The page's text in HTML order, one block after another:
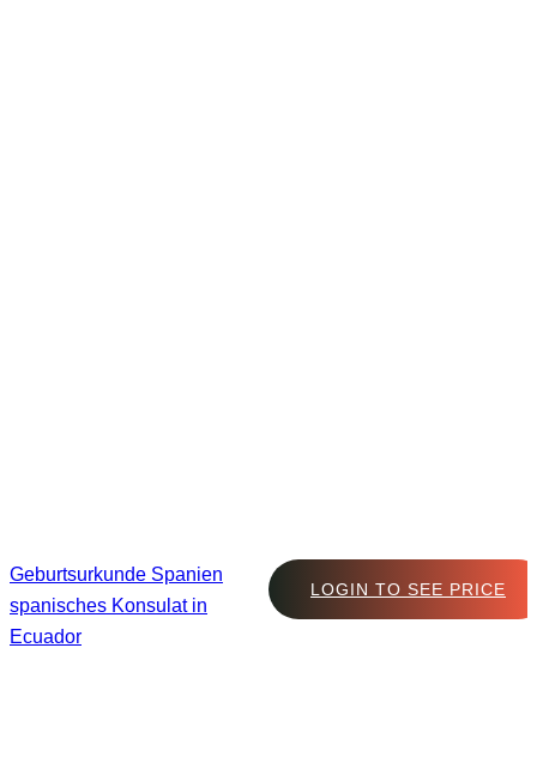
Geburtsurkunde Spanien
spanisches Konsulat in
Ecuador
LOGIN TO SEE PRICE